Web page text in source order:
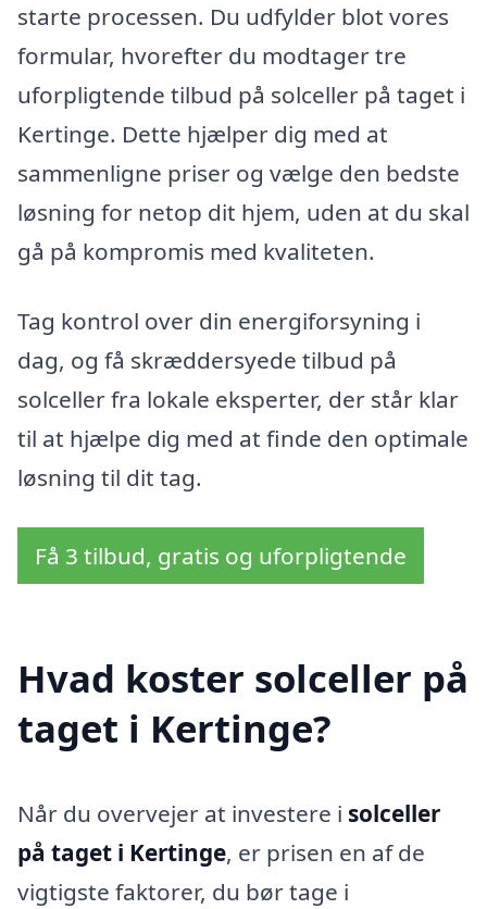
starte processen. Du udfylder blot vores
formular, hvorefter du modtager tre
uforpligtende tilbud på solceller på taget i
Kertinge. Dette hjælper dig med at
sammenligne priser og vælge den bedste
løsning for netop dit hjem, uden at du skal
gå på kompromis med kvaliteten.
Tag kontrol over din energiforsyning i
dag, og få skræddersyede tilbud på
solceller fra lokale eksperter, der står klar
til at hjælpe dig med at finde den optimale
løsning til dit tag.
Få 3 tilbud, gratis og uforpligtende
Hvad koster solceller på
taget i Kertinge?
Når du overvejer at investere i solceller
på taget i Kertinge, er prisen en af de
vigtigste faktorer, du bør tage i